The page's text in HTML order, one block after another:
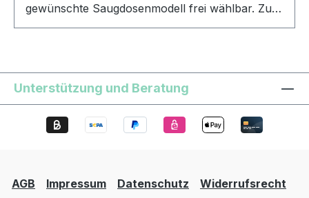
gewünschte Saugdosenmodell frei wählbar. Zur
Auswahl stehen die folgenden Saugdosen-
Runder Deckel rechteckig, weiß VEX-S
quadratisch, weiß R-VEX rechteckig, weiß Im Set
ist je nach der gewählten bzw. gewünschten
Saugdose, jeweils der dazu passende
CVF006 Rohrverbinder 10 CVF019 Rohrklemme
Unterstützung und Beratung
AGB Impressum Datenschutz
Widerrufsrecht